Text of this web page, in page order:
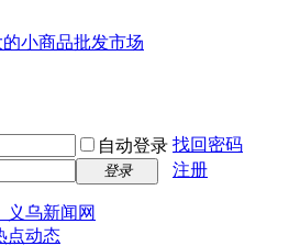
小商品批发市场
自动登录 找回密码
登录 注册
义乌新闻网
点动态